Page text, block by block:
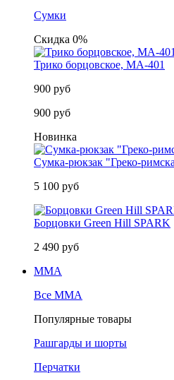
Сумки
Скидка 0%
Трико борцовское, MA-401
900 руб
900 руб
Новинка
Сумка-рюкзак "Греко-
5 100 руб
Борцовки Green Hill SPARK
2 490 руб
MMA
Все MMA
Популярные товары
Рашгарды и шорты
Перчатки